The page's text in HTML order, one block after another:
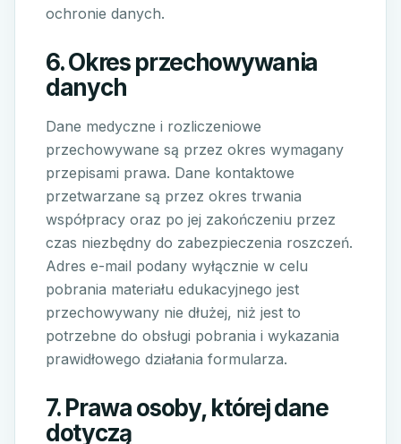
ochronie danych.
6. Okres przechowywania
danych
Dane medyczne i rozliczeniowe
przechowywane są przez okres wymagany
przepisami prawa. Dane kontaktowe
przetwarzane są przez okres trwania
współpracy oraz po jej zakończeniu przez
czas niezbędny do zabezpieczenia roszczeń.
Adres e-mail podany wyłącznie w celu
pobrania materiału edukacyjnego jest
przechowywany nie dłużej, niż jest to
potrzebne do obsługi pobrania i wykazania
prawidłowego działania formularza.
7. Prawa osoby, której dane
dotyczą